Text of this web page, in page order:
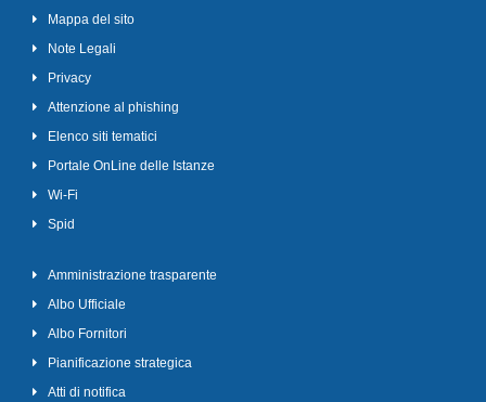
Mappa del sito
Note Legali
Privacy
Attenzione al phishing
Elenco siti tematici
Portale OnLine delle Istanze
Wi-Fi
Spid
Amministrazione trasparente
Albo Ufficiale
Albo Fornitori
Pianificazione strategica
Atti di notifica